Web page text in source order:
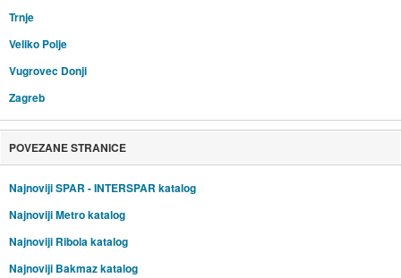
Trnje
Veliko Polje
Vugrovec Donji
Zagreb
POVEZANE STRANICE
Najnoviji SPAR - INTERSPAR katalog
Najnoviji Metro katalog
Najnoviji Ribola katalog
Najnoviji Bakmaz katalog